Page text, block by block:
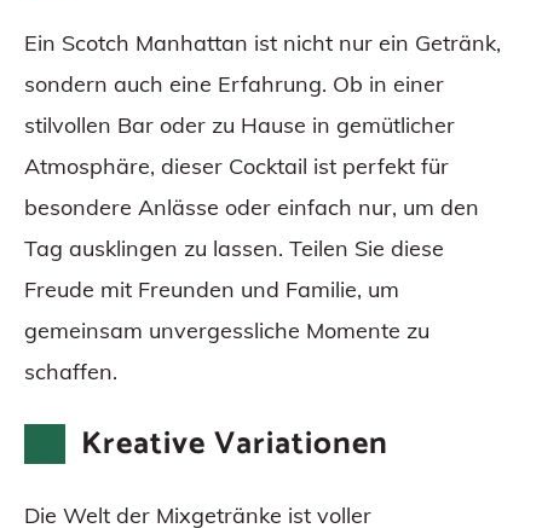
Ein Scotch Manhattan ist nicht nur ein Getränk,
sondern auch eine Erfahrung. Ob in einer
stilvollen Bar oder zu Hause in gemütlicher
Atmosphäre, dieser Cocktail ist perfekt für
besondere Anlässe oder einfach nur, um den
Tag ausklingen zu lassen. Teilen Sie diese
Freude mit Freunden und Familie, um
gemeinsam unvergessliche Momente zu
schaffen.
Kreative Variationen
Die Welt der Mixgetränke ist voller